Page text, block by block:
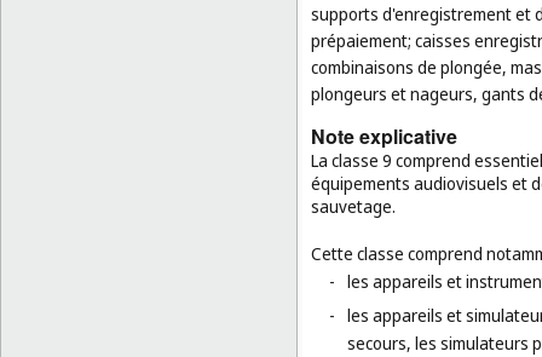
supports d'enregistrement et
prépaiement; caisses
combinaisons de plongée,
plongeurs et nageurs, gants
Note explicative
La classe 9 comprend
équipements audiovisuels et
sauvetage.
Cette classe comprend
- les appareils et
- les appareils et
secours, les simulateurs